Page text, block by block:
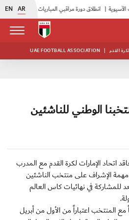
EN AR 15 فريقاً في بطولة النخبة لحرس الرئاسة | انطلاق دورة مراقبي المباريات المستجدين |
UAE FOOTBALL ASSOCIATION | القدم
الوطني للناشئين
3 أبريل 2012: تعاقد اتحاد الإمارات لكرة القدم مع المدرب
الإشراف على منتخب الناشئين
للمشاركة في نهائيات كاس العالم
المنتخب اعتباراً من الأول من أبريل